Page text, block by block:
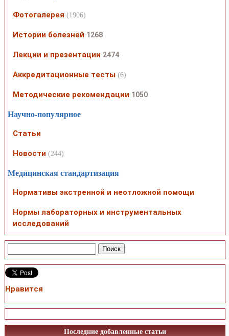
Фотогалерея (1906)
Истории болезней 1268
Лекции и презентации 2474
Аккредитационные тесты (6)
Методические рекомендации 1050
Научно-популярное
Статьи
Новости (244)
Медицинская стандартизация
Нормативы экстренной и неотложной помощи
Нормы лабораторных и инструментальных
исследований
Нравится
Последние добавленные статьи